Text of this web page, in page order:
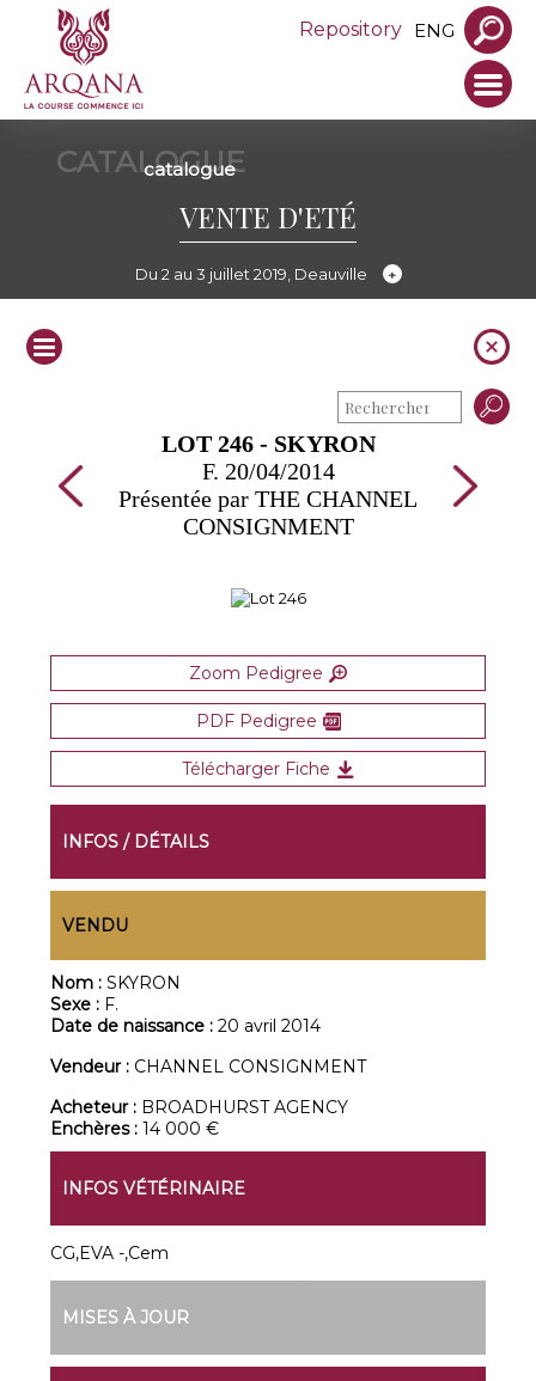
Repository ENG
CATALOGUE
catalogue
VENTE D'ETÉ
Du 2 au 3 juillet 2019, Deauville
LOT 246 - SKYRON
F. 20/04/2014
Présentée par THE CHANNEL
CONSIGNMENT
Zoom Pedigree
PDF Pedigree
Télécharger Fiche
INFOS / DÉTAILS
VENDU
Nom :SKYRON
Sexe : F.
Date de naissance :20 avril 2014
Vendeur : CHANNEL CONSIGNMENT
Acheteur : BROADHURST AGENCY
Enchères :14 000 €
INFOS VÉTÉRINAIRE
CG,EVA -,Cem
MISES À JOUR